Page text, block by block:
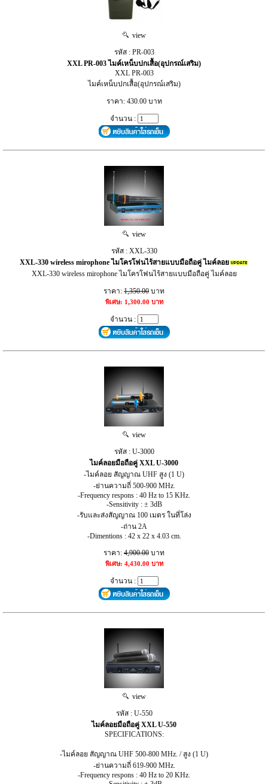
view
รหัส : PR-003
XXL PR-003 ไมค์เหน็บปกเสื้อ(อุปกรณ์เสริม)
XXL PR-003
ไมค์เหน็บปกเสื้อ(อุปกรณ์เสริม)
ราคา: 430.00 บาท
จำนวน :
view
รหัส : XXL-330
XXL-330 wireless mirophone ไมโครโฟนไร้สายแบบมือถือคู่ ไมค์ลอย
XXL-330 wireless mirophone ไมโครโฟนไร้สายแบบมือถือคู่ ไมค์ลอย
ราคา: 1,350.00 บาท
พิเศษ: 1,300.00 บาท
จำนวน :
view
รหัส : U-3000
ไมค์ลอยมือถือคู่ XXL U-3000
-ไมค์ลอย สัญญาณ UHF สูง (1 U)
-ย่านความถี่ 500-900 MHz.
-Frequency respons : 40 Hz to 15 KHz.
-Sensitivity : ± 3dB
-รับและส่งสัญญาณ 100 เมตร ในที่โล่ง
-ถ่าน 2A
-Dimentions : 42 x 22 x 4.03 cm.
ราคา: 4,900.00 บาท
พิเศษ: 4,430.00 บาท
จำนวน :
view
รหัส : U-550
ไมค์ลอยมือถือคู่ XXL U-550
SPECIFICATIONS:
-ไมค์ลอย สัญญาณ UHF 500-800 MHz. / สูง (1 U)
-ย่านความถี่ 619-900 MHz.
-Frequency respons : 40 Hz to 20 KHz.